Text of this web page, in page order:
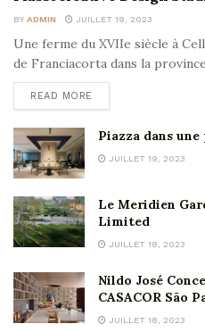
BY ADMIN JUILLET 19, 2023
Une ferme du XVIIe siècle à
de Franciacorta dans la
READ MORE
Piazza dans
JUILLET 19, 2023
Le Meridien
Limited
JUILLET 18, 2023
Nildo José
CASACOR São
JUILLET 18, 2023